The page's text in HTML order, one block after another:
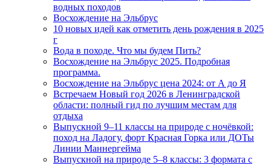
водных походов
Восхождение на Эльбрус
10 новых идей как отметить день рождения в 2025
г
Вода в походе. Что мы будем Пить?
Восхождение на Эльбрус 2025. Подробная
программа.
Восхождение на Эльбрус цена 2024: от А до Я
Встречаем Новый год 2026 в Ленинградской
области: полный гид по лучшим местам для
отдыха
Выпускной 9–11 классы на природе с ночёвкой:
поход на Ладогу, форт Красная Горка или ДОТы
Линии Маннергейма
Выпускной на природе 5–8 классы: 3 формата с